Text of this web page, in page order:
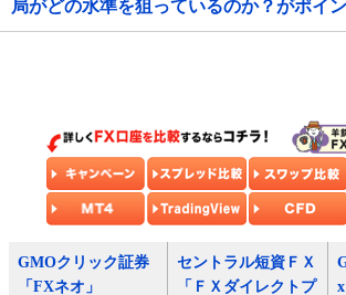
局がどの水準を狙っているのか？がポイン
GMOクリック証券
「FXネオ」
セントラル短資ＦＸ
「ＦＸダイレクトプ
x